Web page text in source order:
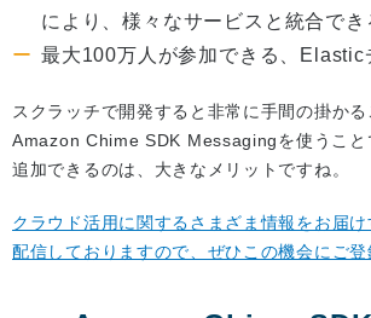
により、様々なサービスと統合でき
最大100万人が参加できる、Elastic
スクラッチで開発すると非常に手間の掛かる
Amazon Chime SDK Messagingを使うこと
追加できるのは、大きなメリットですね。
クラウド活用に関するさまざま情報をお届
配信しておりますので、ぜひこの機会にご登